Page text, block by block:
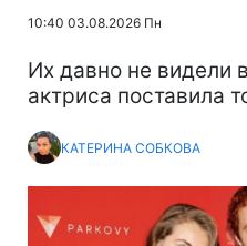
10:40 03.08.2026 Пн
Их давно не видели
актриса поставила
КАТЕРИНА СОБКОВА